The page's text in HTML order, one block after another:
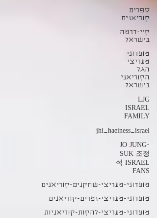
ספרים
קוריאנים
קיי-דרמה
בישראל
מועדוני
מעריצי
הגל
הקוריאני
בישראל
LJG
ISRAEL
FAMILY
jhi_haeiness_israel
JO JUNG-
SUK 조정
석 ISRAEL
FANS
מועדוני-מעריצי-שחקנים-קוריאנים
מועדוני-מעריצי-זמרים-קוריאנים
מועדוני-מעריצי-להקות-קוריאניות